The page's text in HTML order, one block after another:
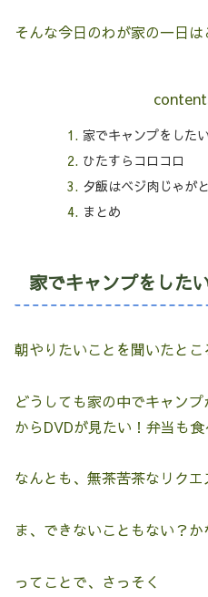
そんな今日のわが家の一日
家でキャンプをしたい
ひたすらコロコロ
夕飯はベジ肉じゃが
まとめ
家でキャンプをした
朝やりたいことを聞いたとこ
どうしても家の中でキャン
からDVDが見たい！弁当も食
なんとも、無茶苦茶なリク
ま、できないこともない？か
ってことで、さっそく